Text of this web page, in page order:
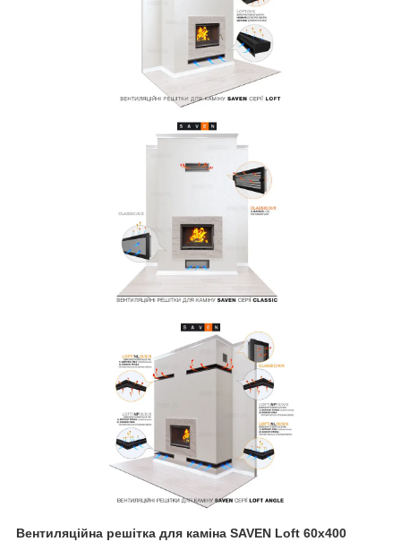
Вентиляційна решітка для каміна SAVEN Loft 60х400